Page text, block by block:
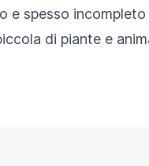
spesso
di piante e